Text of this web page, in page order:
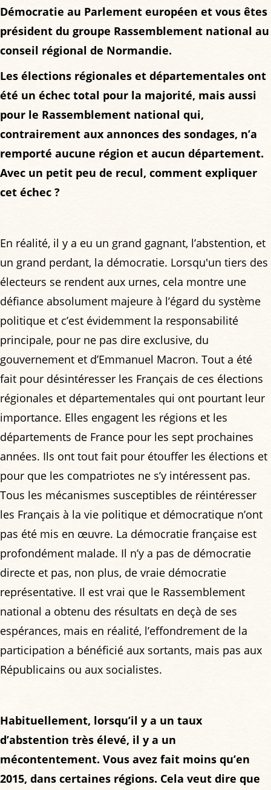
Démocratie au Parlement européen et vous êtes
président du groupe Rassemblement national au
conseil régional de Normandie.
Les élections régionales et départementales ont
été un échec total pour la majorité, mais aussi
pour le Rassemblement national qui,
contrairement aux annonces des sondages, n’a
remporté aucune région et aucun département.
Avec un petit peu de recul, comment expliquer
cet échec ?
En réalité, il y a eu un grand gagnant, l’abstention, et
un grand perdant, la démocratie. Lorsqu'un tiers des
électeurs se rendent aux urnes, cela montre une
défiance absolument majeure à l’égard du système
politique et c’est évidemment la responsabilité
principale, pour ne pas dire exclusive, du
gouvernement et d’Emmanuel Macron. Tout a été
fait pour désintéresser les Français de ces élections
régionales et départementales qui ont pourtant leur
importance. Elles engagent les régions et les
départements de France pour les sept prochaines
années. Ils ont tout fait pour étouffer les élections et
pour que les compatriotes ne s’y intéressent pas.
Tous les mécanismes susceptibles de réintéresser
les Français à la vie politique et démocratique n’ont
pas été mis en œuvre. La démocratie française est
profondément malade. Il n’y a pas de démocratie
directe et pas, non plus, de vraie démocratie
représentative. Il est vrai que le Rassemblement
national a obtenu des résultats en deçà de ses
espérances, mais en réalité, l’effondrement de la
participation a bénéficié aux sortants, mais pas aux
Républicains ou aux socialistes.
Habituellement, lorsqu’il y a un taux
d’abstention très élevé, il y a un
mécontentement. Vous avez fait moins qu’en
2015, dans certaines régions. Cela veut dire que